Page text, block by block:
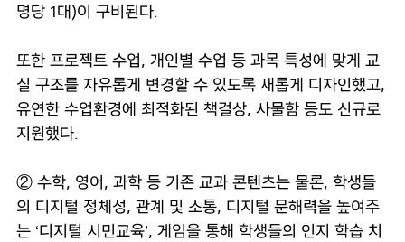
명당 1대)이 구비된다.
또한 프로젝트 수업, 개인별 수업 등 과목 특성에 맞게 교
실 구조를 자유롭게 변경할 수 있도록 새롭게 디자인했고,
유연한 수업환경에 최적화된 책걸상, 사물함 등도 신규로
지원했다.
② 수학, 영어, 과학 등 기존 교과 콘텐츠는 물론, 학생들
의 디지털 정체성, 관계 및 소통, 디지털 문해력을 높여주
는 ‘디지털 시민교육’, 게임을 통해 학생들의 인지 학습 치